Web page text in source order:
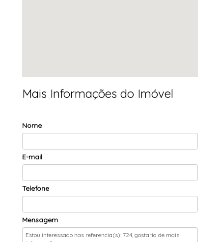
Mais Informações do Imóvel
Nome
E-mail
Telefone
Mensagem